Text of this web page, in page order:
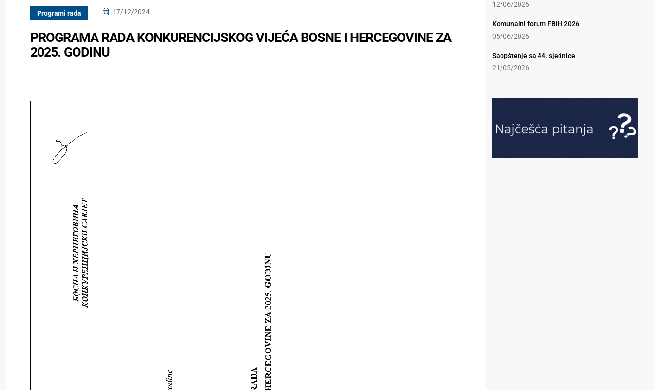
Programi rada 17/12/2024
PROGRAMA RADA KONKURENCIJSKOG VIJEĆA BOSNE I HERCEGOVINE ZA
2025. GODINU
12/06/2026
Komunalni forum FBiH 2026
05/06/2026
Saopštenje sa 44. sjednice
21/05/2026